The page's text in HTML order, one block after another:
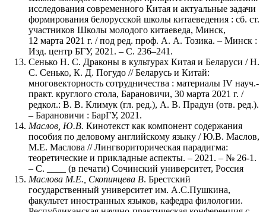
исследования современного Китая и актуальные задачи
формирования белорусской школы китаеведения : сб. ст.
участников Школы молодого китаеведа, Минск,
12 марта 2021 г. / под ред. проф. А. А. Тозика. – Минск :
Изд. центр БГУ, 2021. – С. 236–241.
Сенько Н. С. Драконы в культурах Китая и Беларуси / Н.
С. Сенько, К. Д. Погудо // Беларусь и Китай:
многовекторность сотрудничества : материалы IV науч.-
практ. круглого стола, Барановичи, 30 марта 2021 г. /
редкол.: В. В. Климук (гл. ред.), А. В. Прадун (отв. ред.).
– Барановичи : БарГУ, 2021.
Маслов, Ю.В. Кинотекст как компонент содержания
пособия по деловому английскому языку / Ю.В. Маслов,
М.Е. Маслова // Лингвориторическая парадигма:
теоретические и прикладные аспекты. – 2021. – № 26-1.
– С. ____ (в печати) Сочинский университет, Россия
Маслова М.Е., Скопинцева В. Брестский
государственный университет им. А.С.Пушкина,
факультет иностранных языков, кафедра филологии.